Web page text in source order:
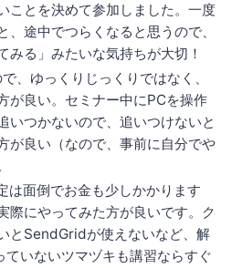
ことを決めて参加しました。一度
、途中でつらくなると思うので、
みる」みたいな気持ちが大切！
、ゆっくりじっくりではなく、
が良い。セミナー中にPCを操作
いつかないので、追いつけないと
が良い（なので、事前に自分でや
面倒でお金も少しかかります
際にやってみた方が良いです。ク
とSendGridが使えないなど、解
いないツマヅキも講習ならすぐ